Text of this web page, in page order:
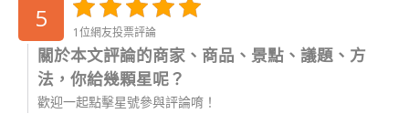
5 1位網友投票評論
關於本文評論的商家、商品、景點、議題、方
法，你給幾顆星呢？
歡迎一起點擊星號參與評論唷！